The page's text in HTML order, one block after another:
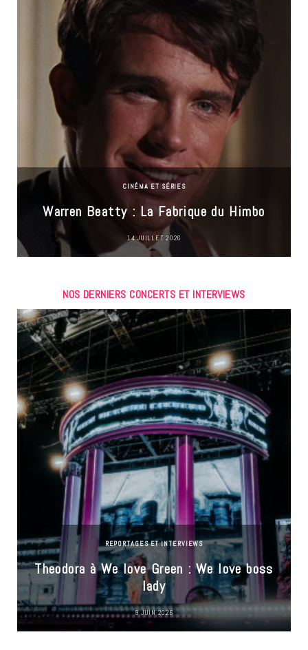
CINÉMA ET SÉRIES
Warren Beatty : La Fabrique du Himbo
14 JUILLET 2026
NOS DERNIERS CONCERTS ET INTERVIEWS
REPORTAGES ET INTERVIEWS
Theodora à We love Green : We love boss
lady
9 JUIN 2026